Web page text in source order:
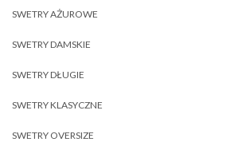
SWETRY AŻUROWE
SWETRY DAMSKIE
SWETRY DŁUGIE
SWETRY KLASYCZNE
SWETRY OVERSIZE